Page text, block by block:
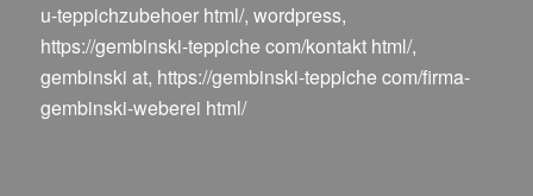
u-teppichzubehoer html/, wordpress,
https://gembinski-teppiche com/kontakt html/,
gembinski at, https://gembinski-teppiche com/firma-
gembinski-weberei html/